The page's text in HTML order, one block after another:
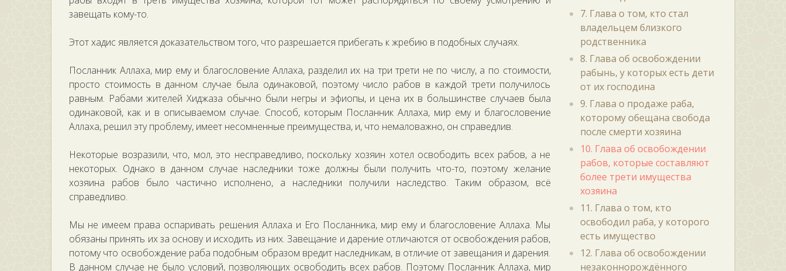
завещать кому-то.
Этот хадис является доказательством того, что разрешается прибегать к жребию в подобных случаях.
Посланник Аллаха, мир ему и благословение Аллаха, разделил их на три трети не по числу, а по стоимости,
просто стоимость в данном случае была одинаковой, поэтому число рабов в каждой трети получилось
равным. Рабами жителей Хиджаза обычно были негры и эфиопы, и цена их в большинстве случаев была
одинаковой, как и в описываемом случае. Способ, которым Посланник Аллаха, мир ему и благословение
Аллаха, решил эту проблему, имеет несомненные преимущества, и, что немаловажно, он справедлив.
Некоторые возразили, что, мол, это несправедливо, поскольку хозяин хотел освободить всех рабов, а не
некоторых. Однако в данном случае наследники тоже должны были получить что-то, поэтому желание
хозяина рабов было частично исполнено, а наследники получили наследство. Таким образом, всё
справедливо.
Мы не имеем права оспаривать решения Аллаха и Его Посланника, мир ему и благословение Аллаха. Мы
обязаны принять их за основу и исходить из них. Завещание и дарение отличаются от освобождения рабов,
потому что освобождение раба подобным образом вредит наследникам, в отличие от завещания и дарения.
В данном случае не было условий, позволяющих освободить всех рабов. Поэтому Посланник Аллаха, мир
7. Глава о том, кто стал
владельцем близкого
родственника
8. Глава об освобождении
рабынь, у которых есть дети
от их господина
9. Глава о продаже раба,
которому обещана свобода
после смерти хозяина
10. Глава об освобождении
рабов, которые составляют
более трети имущества
хозяина
11. Глава о том, кто
освободил раба, у которого
есть имущество
12. Глава об освобождении
незаконнорождённого